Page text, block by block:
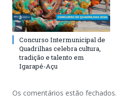
Concurso Intermunicipal de
Quadrilhas celebra cultura,
tradição e talento em
Igarapé-Açu
Os comentários estão fechados.